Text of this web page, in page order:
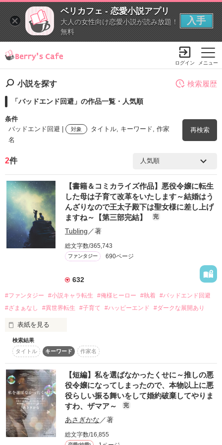
ベリカフェ - 恋愛小説アプリ
大人の女性向け恋愛小説が読み放題！
無料
入手
メニュー
ログイン
小説を探す
「バッドエンド回避」の作品一覧・人気順
条件
バッドエンド回避 |
対象
タイトル, キーワード, 作家
名
再検索
検索ワード
を含む
詳しく検索
感想
作品の長さ 長編 中編 短編
コンテスト
検索履歴
2件
【書籍＆コミカライズ作品】悪役令嬢に転生
した母は子育て改革をいたします～結婚はう
んざりなので王太子殿下は聖女様に差し上げ
ますね～【第三部完結】
完
Tubling ／著
総文字数/365,743
ファンタジー 690ページ
632
#ファンタジー #小説キャラ転生 #俺様ヒーロー #執着 #バッドエンド回避
#ざまぁなし
#異世界転生 #子育て #ハッピーエンド #ダークな展開あり
表紙を見る
◆書籍・コミカライズ作品です！
◆第三部、のんびり更新中(*´ω`*)
目覚めると大好きな小説「トワイライトlove」に登場する悪役
令嬢オリビアに転生していた。
前世は３児の母、ワンオペで働き詰めていたら病気に気付かず
死亡……私の人生って…
悪役令嬢オリビアは王太子の事が大好きで粘着質な公爵令嬢だ
った。王太子の婚約者だったけど、ある日現れた異世界からの
検索結果
タイトル
キーワード 作家名
【短編】私を選ばなかったくせに～推しの悪
役令嬢になってしまったので、本物以上に悪
役らしい振る舞いをして婚約破棄してやりま
すわ、ザマア～
完
あさぎかな ／著
総文字数/16,855